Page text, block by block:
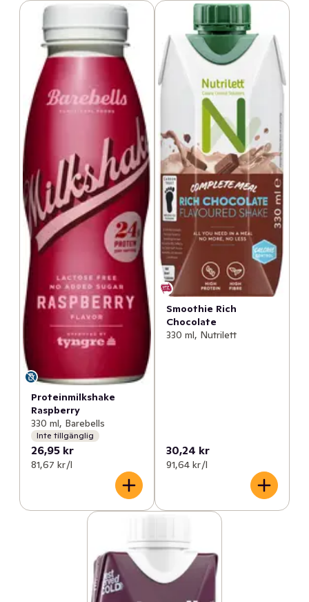
Proteinmilkshake
Raspberry
330 ml, Barebells
Inte tillgänglig
26,95 kr
81,67 kr /l
Smoothie Rich
Chocolate
330 ml, Nutrilett
30,24 kr
91,64 kr /l